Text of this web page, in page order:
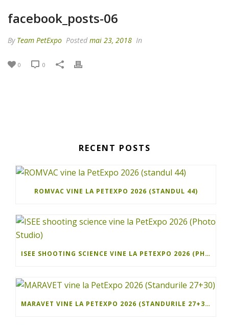
facebook_posts-06
By Team PetExpo Posted mai 23, 2018 In
0 0
RECENT POSTS
ROMVAC VINE LA PETEXPO 2026 (STANDUL 44)
ISEE SHOOTING SCIENCE VINE LA PETEXPO 2026 (PHOTO STUDIO)
MARAVET VINE LA PETEXPO 2026 (STANDURILE 27+30)